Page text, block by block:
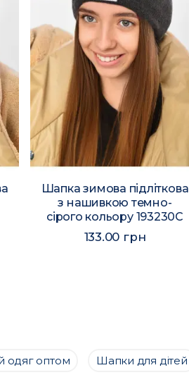
Шапка зимова підліткова
з нашивкою темно-
сірого кольору 193230C
133.00 грн
одяг оптом Шапки для дітей